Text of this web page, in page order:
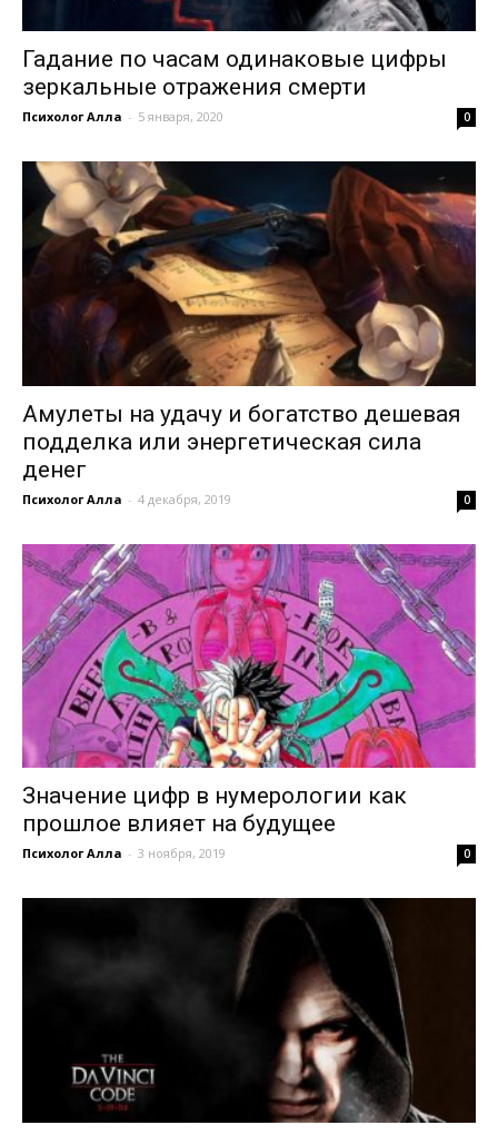
Гадание по часам одинаковые цифры
зеркальные отражения смерти
Психолог Алла - 5 января, 2020 0
Амулеты на удачу и богатство дешевая
подделка или энергетическая сила
денег
Психолог Алла - 4 декабря, 2019 0
Значение цифр в нумерологии как
прошлое влияет на будущее
Психолог Алла - 3 ноября, 2019 0